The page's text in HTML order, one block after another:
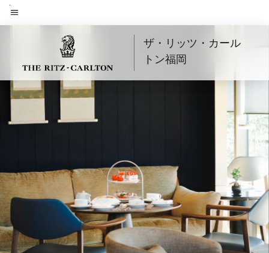
Skip
to メニューのテキスト
ザ・リッツ・カール
トン福岡